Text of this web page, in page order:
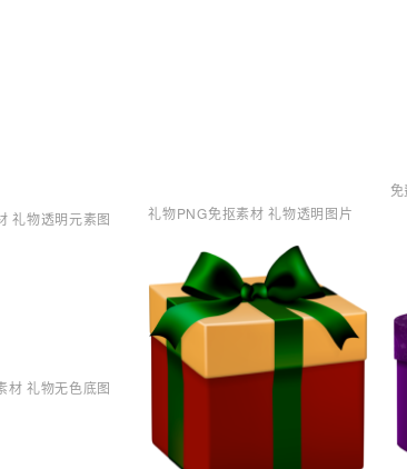
礼物透明元素图
材 礼物无色底图
礼物PNG免抠素材 礼物透明图片